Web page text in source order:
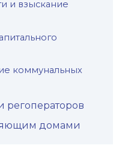
и взыскание
коммунальных
регоператоров
домами